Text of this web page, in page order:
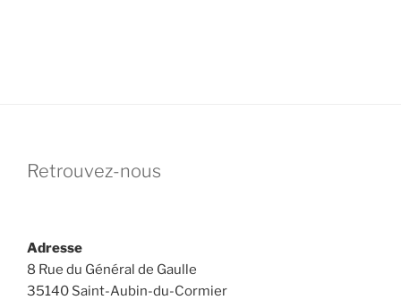
Retrouvez-nous
Adresse
8 Rue du Général de Gaulle
35140 Saint-Aubin-du-Cormier